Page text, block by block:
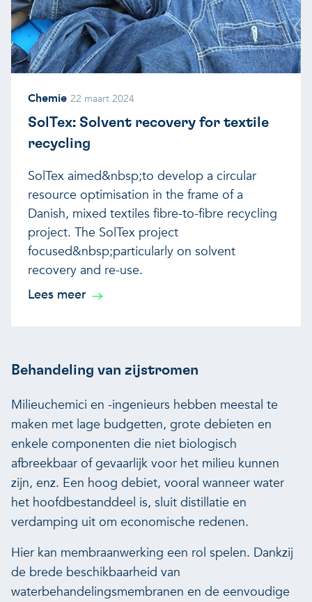
Chemie 22 maart 2024
SolTex: Solvent recovery for textile
recycling
SolTex aimed&nbsp;to develop a circular
resource optimisation in the frame of a
Danish, mixed textiles fibre-to-fibre recycling
project. The SolTex project
focused&nbsp;particularly on solvent
recovery and re-use.
Lees meer
Behandeling van zijstromen
Milieuchemici en -ingenieurs hebben meestal te
maken met lage budgetten, grote debieten en
enkele componenten die niet biologisch
afbreekbaar of gevaarlijk voor het milieu kunnen
zijn, enz. Een hoog debiet, vooral wanneer water
het hoofdbestanddeel is, sluit distillatie en
verdamping uit om economische redenen.
Hier kan membraanwerking een rol spelen. Dankzij
de brede beschikbaarheid van
waterbehandelingsmembranen en de eenvoudige